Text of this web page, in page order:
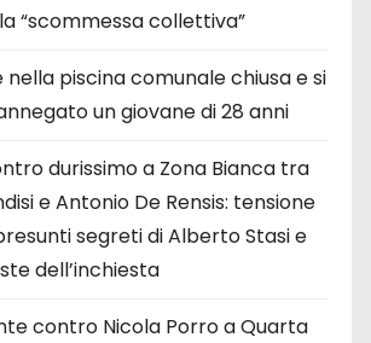
“scommessa collettiva”
piscina comunale chiusa e si
un giovane di 28 anni
durissimo a Zona Bianca tra
e Antonio De Rensis: tensione
segreti di Alberto Stasi e
dell’inchiesta
contro Nicola Porro a Quarta